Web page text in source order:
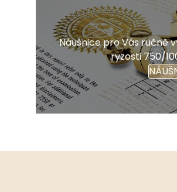
Náušnice pro Vás ručně
ryzosti 750/